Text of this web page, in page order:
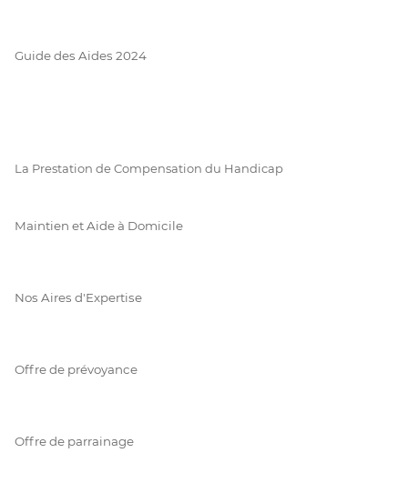
Guide des Aides 2024
La Prestation de Compensation du Handicap
Maintien et Aide à Domicile
Nos Aires d'Expertise
Offre de prévoyance
Offre de parrainage